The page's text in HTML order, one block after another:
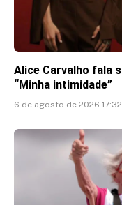
Alice Carvalho fala
“Minha intimidade”
6 de agosto de 2026 17:32